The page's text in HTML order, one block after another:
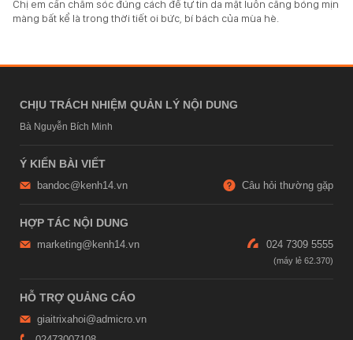
Chị em cần chăm sóc đúng cách để tự tin da mặt luôn căng bóng mịn
màng bất kể là trong thời tiết oi bức, bí bách của mùa hè.
CHỊU TRÁCH NHIỆM QUẢN LÝ NỘI DUNG
Bà Nguyễn Bích Minh
Ý KIẾN BÀI VIẾT
bandoc@kenh14.vn Câu hỏi thường gặp
HỢP TÁC NỘI DUNG
marketing@kenh14.vn 024 7309 5555
HỖ TRỢ QUẢNG CÁO
giaitrixahoi@admicro.vn